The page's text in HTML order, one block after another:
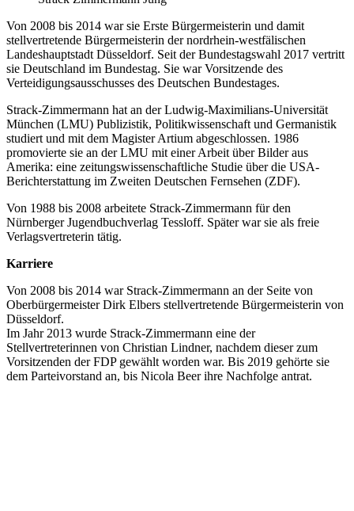
Von 2008 bis 2014 war sie Erste Bürgermeisterin und damit
stellvertretende Bürgermeisterin der nordrhein-westfälischen
Landeshauptstadt Düsseldorf. Seit der Bundestagswahl 2017 vertritt
sie Deutschland im Bundestag. Sie war Vorsitzende des
Verteidigungsausschusses des Deutschen Bundestages.
Strack-Zimmermann hat an der Ludwig-Maximilians-Universität
München (LMU) Publizistik, Politikwissenschaft und Germanistik
studiert und mit dem Magister Artium abgeschlossen. 1986
promovierte sie an der LMU mit einer Arbeit über Bilder aus
Amerika: eine zeitungswissenschaftliche Studie über die USA-
Berichterstattung im Zweiten Deutschen Fernsehen (ZDF).
Von 1988 bis 2008 arbeitete Strack-Zimmermann für den
Nürnberger Jugendbuchverlag Tessloff. Später war sie als freie
Verlagsvertreterin tätig.
Karriere
Von 2008 bis 2014 war Strack-Zimmermann an der Seite von
Oberbürgermeister Dirk Elbers stellvertretende Bürgermeisterin von
Düsseldorf.
Im Jahr 2013 wurde Strack-Zimmermann eine der
Stellvertreterinnen von Christian Lindner, nachdem dieser zum
Vorsitzenden der FDP gewählt worden war. Bis 2019 gehörte sie
dem Parteivorstand an, bis Nicola Beer ihre Nachfolge antrat.